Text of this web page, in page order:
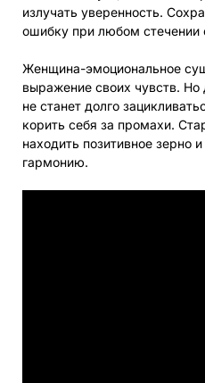
излучать уверенность.
ошибку при любом стечении
Женщина-эмоциональное
выражение своих чувств.
не станет долго
корить себя за промахи.
находить позитивное зерно
гармонию.